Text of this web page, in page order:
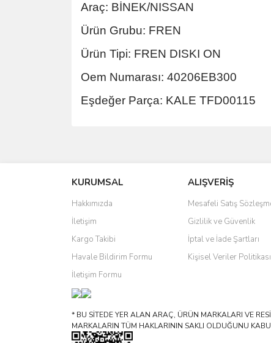
Araç: BİNEK/NISSAN
Ürün Grubu: FREN
Ürün Tipi: FREN DISKI ON
Oem Numarası: 40206EB300
Eşdeğer Parça: KALE TFD00115
Ürün resmi kalitesiz, bozuk veya
Ürün açıklamasında eksik bilgiler bulunuyor.
Ürün bilgilerinde hatalar bulunuyor.
Ürün fiyatı diğer sitelerden daha pahalı.
Bu ürüne benzer farklı alternatifler olmalı.
KURUMSAL
Hakkımızda
İletişim
Kargo Takibi
Havale Bildirim Formu
İletişim Formu
ALIŞVERİŞ
Mesafeli Satış
Gizlilik ve Güvenlik
İptal ve İade Şartları
Kişisel Veriler Politikası
* BU SİTEDE YER ALAN ARAÇ, ÜRÜN MARKALARI VE
MARKALARIN TÜM HAKLARININ SAKLI OLDUĞUNU